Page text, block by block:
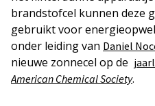
brandstofcel kunnen deze
gebruikt voor
onder leiding van Daniel
nieuwe zonnecel op de
American Chemical Society.